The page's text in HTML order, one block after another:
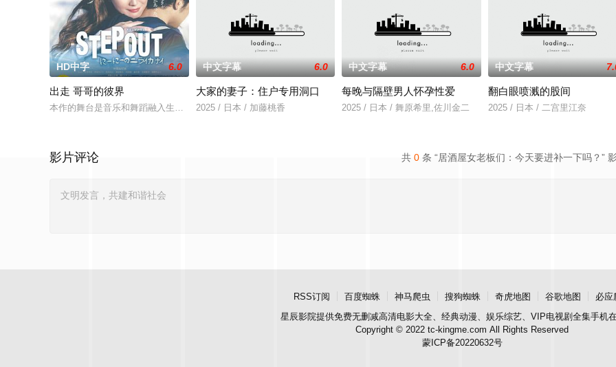
HD中字 6.0
出走 哥哥的彼界
本作的舞台是音乐和舞蹈融入生活的冲绳。与母亲朱音、妹妹舞一起生活的照屋踊，憧憬舞蹈学校的丽莎，开始了舞蹈生涯。朱音为了支撑
中文字幕 6.0
大家的妻子：住户专用洞口
2025 / 日本 / 加藤桃香
中文字幕 6.0
每晚与隔壁男人怀孕性爱
2025 / 日本 / 舞原希里,佐川金二
中文字幕
翻白眼喷溅的股间
2025 / 日本 / 二宫里江奈
共 0 条 “居酒屋女老板们：今天要进补一下吗？”
影片评论
RSS订阅 百度蜘蛛 神马爬虫 搜狗蜘蛛 奇虎地图 谷歌地图
必应
星辰影院提供免费无删减高清电影大全、经典动漫、娱乐综艺、VIP电视剧全集手机
Copyright © 2022 tc-kingme.com All Rights Reserved
蒙ICP备20220632号